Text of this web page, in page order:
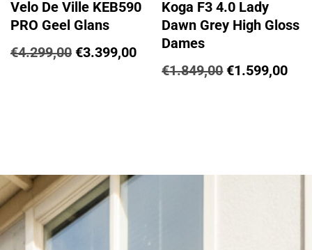
Velo De Ville KEB590
PRO Geel Glans
€4.299,00 €3.399,00
Koga F3 4.0 Lady
Dawn Grey High Gloss
Dames
€1.849,00 €1.599,00